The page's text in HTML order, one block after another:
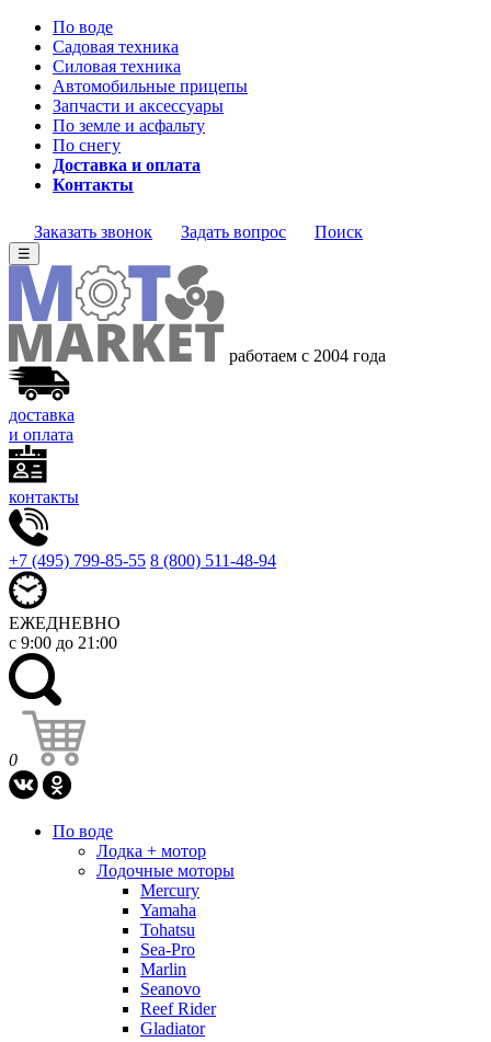
По воде
Садовая техника
Силовая техника
Автомобильные прицепы
Запчасти и аксессуары
По земле и асфальту
По снегу
Доставка и оплата
Контакты
Заказать звонок Задать вопрос Поиск
☰
работаем с 2004 года
доставка
и оплата
контакты
+7 (495) 799-85-55 8 (800) 511-48-94
ЕЖЕДНЕВНО
с 9:00 до 21:00
0
По воде
Лодка + мотор
Лодочные моторы
Mercury
Yamaha
Tohatsu
Sea-Pro
Marlin
Seanovo
Reef Rider
Gladiator